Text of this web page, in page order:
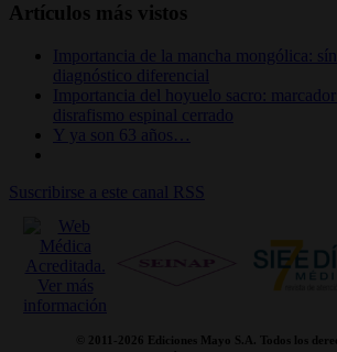
Artículos más vistos
Importancia de la mancha mongólica:
diagnóstico diferencial
Importancia del hoyuelo sacro:
disrafismo espinal cerrado
Y ya son 63 años…
Suscribirse a este canal RSS
© 2011- 2026 Ediciones Mayo S.A. Todos los